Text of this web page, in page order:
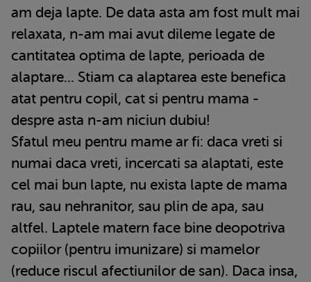
am deja lapte. De data asta am fost mult mai
relaxata, n-am mai avut dileme legate de
cantitatea optima de lapte, perioada de
alaptare... Stiam ca alaptarea este benefica
atat pentru copil, cat si pentru mama -
despre asta n-am niciun dubiu!
Sfatul meu pentru mame ar fi: daca vreti si
numai daca vreti, incercati sa alaptati, este
cel mai bun lapte, nu exista lapte de mama
rau, sau nehranitor, sau plin de apa, sau
altfel. Laptele matern face bine deopotriva
copiilor (pentru imunizare) si mamelor
(reduce riscul afectiunilor de san). Daca insa,